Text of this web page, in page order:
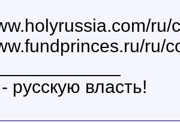
ru/
ru/
русскую власть!